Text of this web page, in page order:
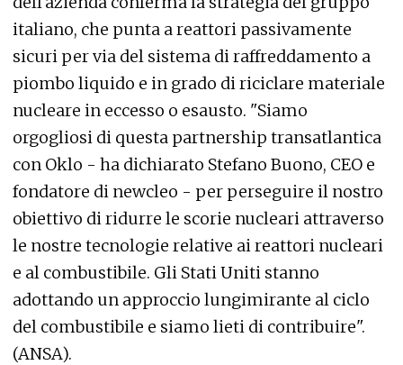
italiano, che punta a reattori passivamente
sicuri per via del sistema di raffreddamento a
piombo liquido e in grado di riciclare materiale
nucleare in eccesso o esausto. "Siamo
orgogliosi di questa partnership transatlantica
con Oklo - ha dichiarato Stefano Buono, CEO e
fondatore di newcleo - per perseguire il nostro
obiettivo di ridurre le scorie nucleari attraverso
le nostre tecnologie relative ai reattori nucleari
e al combustibile. Gli Stati Uniti stanno
adottando un approccio lungimirante al ciclo
del combustibile e siamo lieti di contribuire".
(ANSA).